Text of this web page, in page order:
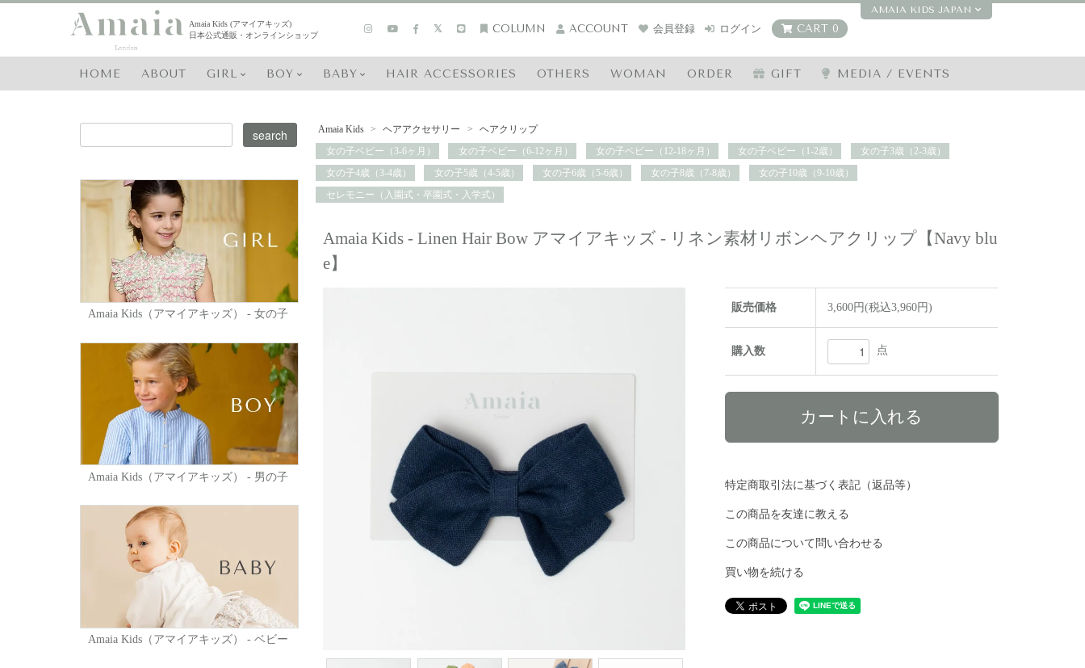
Amaia Kids (アマイアキッズ)
日本公式通販・オンラインショップ
COLUMN ACCOUNT 会員登録 ログイン CART 0
AMAIA KIDS JAPAN
HOME ABOUT GIRL BOY BABY HAIR ACCESSORIES OTHERS WOMAN ORDER GIFT MEDIA / EVENTS
Amaia Kids > ヘアアクセサリー >
ヘアクリップ
女の子ベビー（3-6ヶ月）
女の子ベビー（6-12ヶ月） 女の子ベビー（12-18ヶ月） 女の子ベビー（1-2歳）
女の子3歳（2-3歳）
女の子4歳（3-4歳）
女の子5歳（4-5歳） 女の子6歳（5-6歳） 女の子8歳（7-8歳）
女の子10歳（9-10歳）
セレモニー（入園式・卒園式・入学式）
Amaia Kids - Linen Hair Bow アマイアキッズ - リネン素材リボンヘアクリップ【Navy blu
e】
販売価格 3,600円(税込3,960円)
購入数 点
特定商取引法に基づく表記（返品等）
この商品を友達に教える
この商品について問い合わせる
買い物を続ける
Amaia Kids（アマイアキッズ） - 女の子
Amaia Kids（アマイアキッズ） - 男の子
Amaia Kids（アマイアキッズ） - ベビー